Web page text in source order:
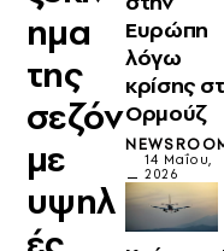
ημα
της
σεζόν
με
υψηλ
Ευρώπη
λόγω
κρίσης
Ορμούζ
14 Μαΐου,
2026